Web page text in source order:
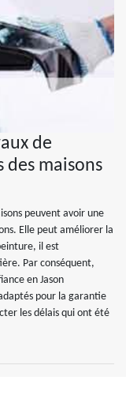
de
maisons
peuvent avoir une
Elle peut améliorer la
il est
Par conséquent,
en Jason
pour la garantie
les délais qui ont été